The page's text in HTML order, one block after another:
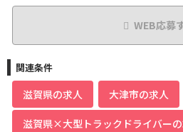
WEB応募
関連条件
滋賀県の求人 大津市の求人
滋賀県×大型トラックドライバー